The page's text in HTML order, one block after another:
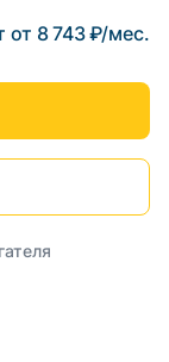
от 8 743 ₽/мес.